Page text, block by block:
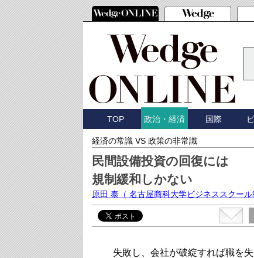
TOP 政治・経済 国際
経済の常識 VS 政策の非常識
民間設備投資の回復には
規制緩和しかない
原田 泰 （ 名古屋商科大学ビジネススクール
失敗し、会社が破綻すれば職を